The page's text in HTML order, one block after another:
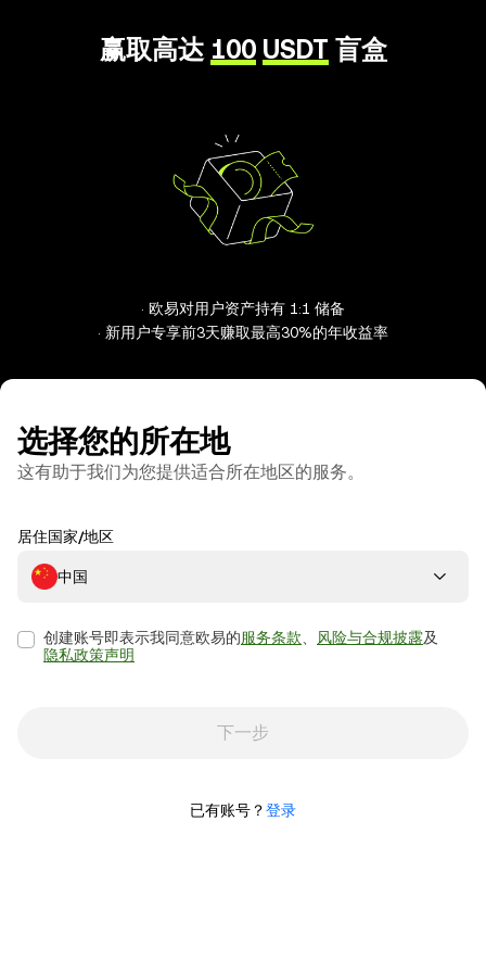
赢取高达 100 USDT 盲盒
· 欧易对用户资产持有 1:1 储备
· 新用户专享前3天赚取最高30%的年收益率
选择您的所在地
这有助于我们为您提供适合所在地区的服务。
居住国家/地区
中国
创建账号即表示我同意欧易的服务条款 风险与合规披露及
隐私政策声明
下一步
已有账号？登录